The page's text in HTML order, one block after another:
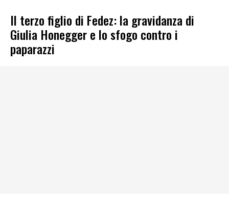
Il terzo figlio di Fedez: la gravidanza di
Giulia Honegger e lo sfogo contro i
paparazzi